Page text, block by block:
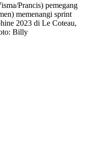
Prancis) pemegang
memenangi sprint
2023 di Le Coteau,
Billy